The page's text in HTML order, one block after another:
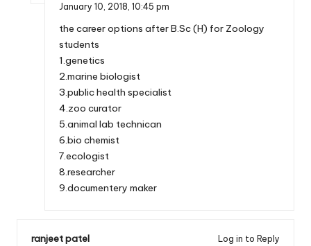
January 10, 2018, 10:45 pm
the career options after B.Sc (H) for Zoology
students
1.genetics
2.marine biologist
3.public health specialist
4.zoo curator
5.animal lab technican
6.bio chemist
7.ecologist
8.researcher
9.documentery maker
ranjeet patel
Log in to Reply